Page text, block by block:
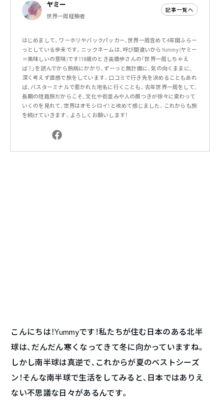
ヤミー
世界一周経験者
記事一覧へ
はじめまして。ワーホリやバックパッカー、世界一周含めて4年間ふらー
っとしている歩未です。ニックネームは、呼び間違いからYummy(ヤミー
＝美味しいの意味)です！18歳のとき高橋歩さんの「世界一周しちゃえ
ば？」を読んでから旅病にかかり、ずーっと無計画に、気の向くままに、
深く考えず直感で旅をしています。口コミで行き先を決めることもあれ
ば、バスターミナルで惹かれた地名に行くことも。去年世界一周をして、
長期の陸路旅だからこそ、文化や街並みや人の顔つきが徐々に変わって
いくのを見れて、世界はオモシロイ！と改めて感じました。これからも旅
を続けていきます。よろしくお願いします！
こんにちは！Yummyです！私たちが住む日本のある北半
球は、だんだん寒くなってきて冬に向かっていますね。
しかし南半球は真逆で、これからが夏のベストシーズ
ン！そんな南半球で生活をしてみると、日本ではありえ
ない不思議な日々があるんです。